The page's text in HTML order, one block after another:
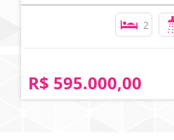
2
R$ 595.000,00